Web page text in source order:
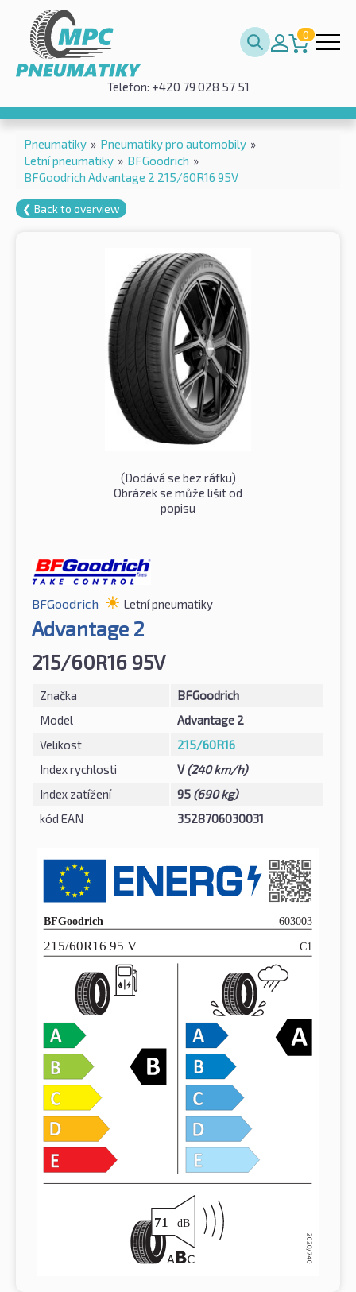
0
Telefon: +420 79 028 57 51
Pneumatiky » Pneumatiky pro automobily »
Letní pneumatiky » BFGoodrich »
BFGoodrich Advantage 2 215/60R16 95V
❮ Back to overview
(Dodává se bez ráfku)
Obrázek se může lišit od
popisu
BFGoodrich Letní pneumatiky
Advantage 2
215/60R16 95V
Značka
BFGoodrich
Model
Advantage 2
Velikost
215/60R16
Index rychlosti
V(240 km/h)
Index zatížení
95 (690 kg)
kód EAN
3528706030031